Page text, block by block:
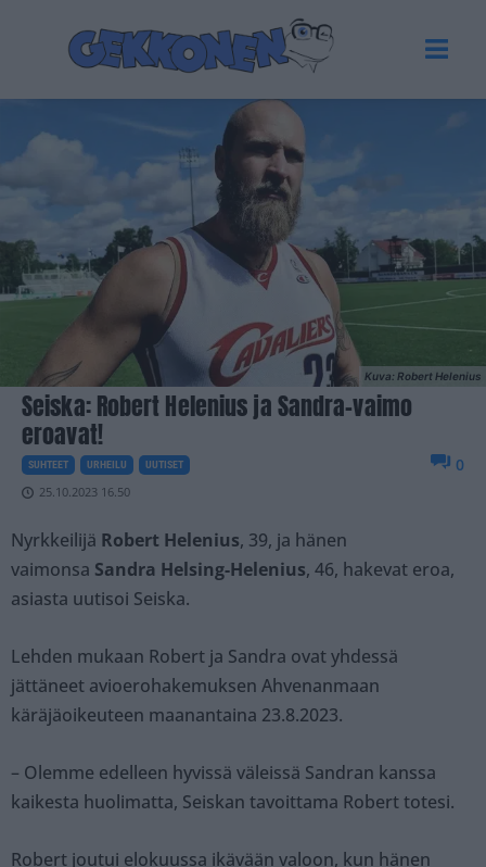
Kuva: Robert Helenius
Seiska: Robert Helenius ja Sandra-vaimo
eroavat!
SUHTEET URHEILU UUTISET
25.10.2023 16.50
0
Nyrkkeilijä Robert Helenius, 39, ja hänen
vaimonsa Sandra Helsing-Helenius, 46, hakevat eroa,
asiasta uutisoi Seiska.
Lehden mukaan Robert ja Sandra ovat yhdessä
jättäneet avioerohakemuksen Ahvenanmaan
käräjäoikeuteen maanantaina 23.8.2023.
– Olemme edelleen hyvissä väleissä Sandran kanssa
kaikesta huolimatta, Seiskan tavoittama Robert totesi.
Robert joutui elokuussa ikävään valoon, kun hänen